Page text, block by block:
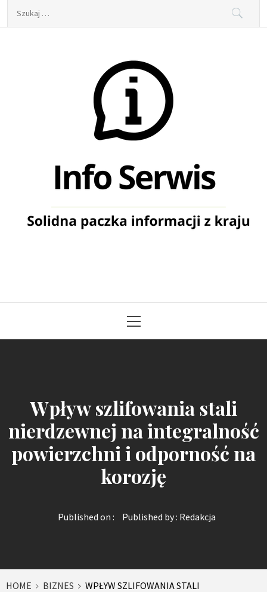
Szukaj:
Info Serwis
Menu
Wpływ szlifowania stali
nierdzewnej na integralność
powierzchni i odporność na
korozję
Published on : Published by : Redakcja
HOME BIZNES
WPŁYW SZLIFOWANIA STALI